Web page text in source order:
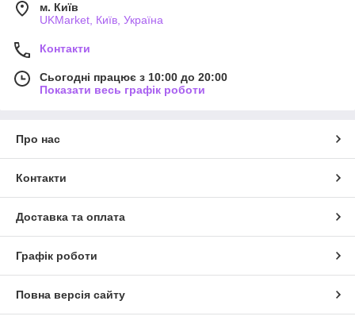
м. Київ
UKMarket, Київ, Україна
Контакти
Сьогодні працює з 10:00 до 20:00
Показати весь графік роботи
Про нас
Контакти
Доставка та оплата
Графік роботи
Повна версія сайту